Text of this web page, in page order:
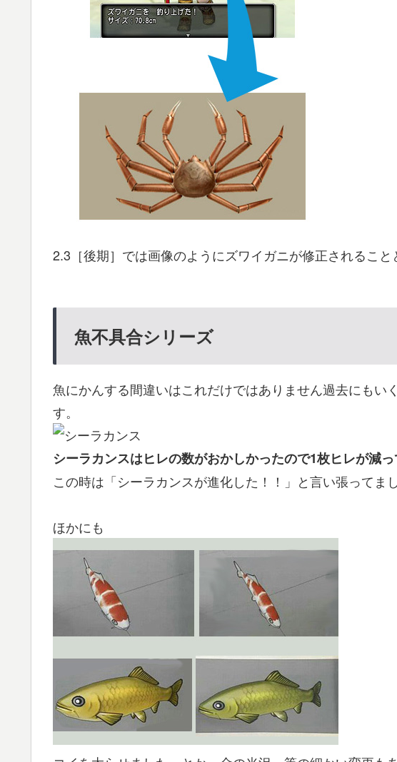
2.3［後期］では画像のようにズワイガニが修正されること
魚不具合シリーズ
魚にかんする間違いはこれだけではありません過去にもい
す。
シーラカンスはヒレの数がおかしかったので1枚ヒレが減
この時は「シーラカンスが進化した！！」と言い張ってまし
ほかにも